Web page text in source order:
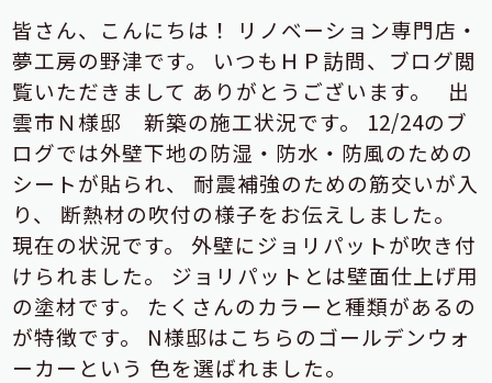
皆さん、こんにちは！
リノベーション専門店・
夢工房の野津です。
いつもＨＰ訪問、ブログ閲
覧いただきまして ありがとうございます。
出
雲市Ｎ様邸 新築の施工状況です。
12/24のブ
ログでは外壁下地の防湿・防水・防風のための
シートが貼られ、
耐震補強のための筋交いが入
り、
断熱材の吹付の様子をお伝えしました。
現在の状況です。
外壁にジョリパットが吹き付
けられました。
ジョリパットとは壁面仕上げ用
の塗材です。
たくさんのカラーと種類があるの
が特徴です。
N様邸はこちらのゴールデンウォ
ーカーという 色を選ばれました。